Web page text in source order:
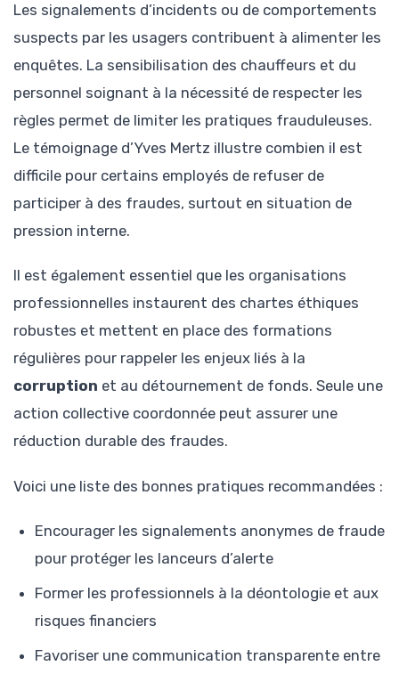
Les signalements d’incidents ou de comportements
suspects par les usagers contribuent à alimenter les
enquêtes. La sensibilisation des chauffeurs et du
personnel soignant à la nécessité de respecter les
règles permet de limiter les pratiques frauduleuses.
Le témoignage d’Yves Mertz illustre combien il est
difficile pour certains employés de refuser de
participer à des fraudes, surtout en situation de
pression interne.
Il est également essentiel que les organisations
professionnelles instaurent des chartes éthiques
robustes et mettent en place des formations
régulières pour rappeler les enjeux liés à la
corruption et au détournement de fonds. Seule une
action collective coordonnée peut assurer une
réduction durable des fraudes.
Voici une liste des bonnes pratiques recommandées :
Encourager les signalements anonymes de fraude
pour protéger les lanceurs d’alerte
Former les professionnels à la déontologie et aux
risques financiers
Favoriser une communication transparente entre